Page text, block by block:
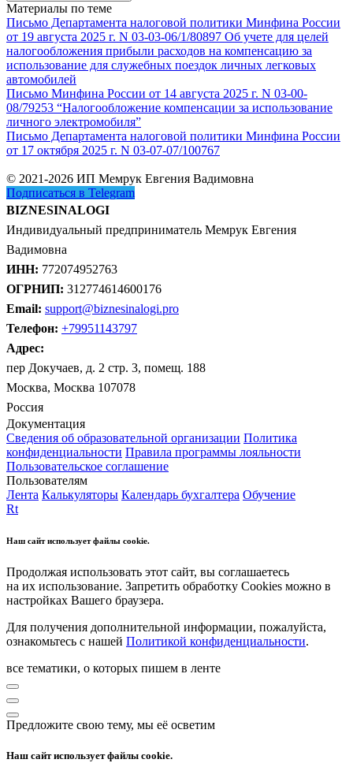
Материалы по теме
Письмо Департамента налоговой политики Минфина России
от 19 августа 2025 г. N 03-03-06/1/80897 Об учете для целей
налогообложения прибыли расходов на компенсацию за
использование для служебных поездок личных легковых
автомобилей
Письмо Минфина России от 14 августа 2025 г. N 03-00-
08/79253 “Налогообложение компенсации за использование
личного электромобиля”
Письмо Департамента налоговой политики Минфина России
от 17 октября 2025 г. N 03-07-07/100767
© 2021-2026 ИП Мемрук Евгения Вадимовна
Подписаться в Telegram
BIZNESINALOGI
Индивидуальный предприниматель Мемрук Евгения
Вадимовна
ИНН: 772074952763
ОГРНИП: 312774614600176
Email: support@biznesinalogi.pro
Телефон: +79951143797
Адрес:
пер Докучаев, д. 2 стр. 3, помещ. 188
Москва, Москва 107078
Россия
Документация
Сведения об образовательной организации Политика
конфиденциальности Правила программы лояльности
Пользовательское соглашение
Пользователям
Лента Калькуляторы Календарь бухгалтера Обучение
Rt
Наш сайт использует файлы cookie.
Продолжая использовать этот сайт, вы соглашаетесь
на их использование. Запретить обработку Cookies можно в
настройках Вашего браузера.
Для получения дополнительной информации, пожалуйста,
ознакомьтесь с нашей Политикой конфиденциальности.
все тематики, о которых пишем в ленте
Предложите свою тему, мы её осветим
Наш сайт использует файлы cookie.